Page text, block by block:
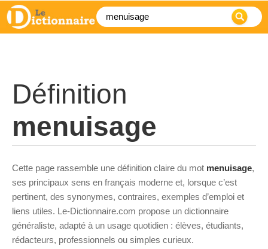
Définition
menuisage
Cette page rassemble une définition claire du mot menuisage,
ses principaux sens en français moderne et, lorsque c’est
pertinent, des synonymes, contraires, exemples d’emploi et
liens utiles. Le-Dictionnaire.com propose un dictionnaire
généraliste, adapté à un usage quotidien : élèves, étudiants,
rédacteurs, professionnels ou simples curieux.